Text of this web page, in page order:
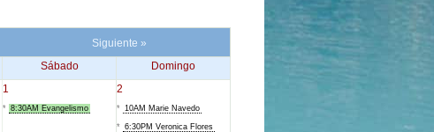
Siguiente »
Sábado
Domingo
1
* 8:30AM Evangelismo
2
* 10AM Marie Navedo
* 6:30PM Veronica Flores